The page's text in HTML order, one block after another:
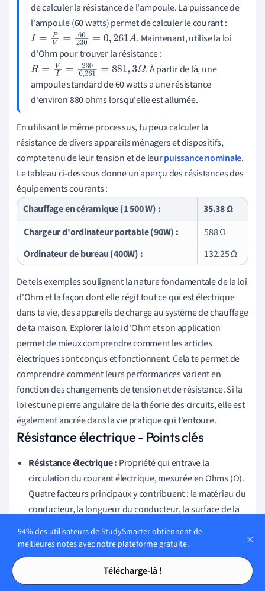
Tables des matières
Tables des matières
de calculer la résistance de l'ampoule. La puissance de
l'ampoule (60 watts) permet de calculer le courant :
I= PV =60 230 =0,261 A
. Maintenant, utilise la loi
d'Ohm pour trouver la résistance :
R= VI= 230 0,261=881,3 Ω
. À partir de là, une
ampoule standard de 60 watts a une résistance
d'environ 880 ohms lorsqu'elle est allumée.
En utilisant le même processus, tu peux calculer la
résistance de divers appareils ménagers et dispositifs,
compte tenu de leur tension et de leurpuissance nominale.
Le tableau ci-dessous donne un aperçu des résistances des
équipements courants :
Chauffage en céramique (1 500 W) :
35.38 Ω
Chargeur d'ordinateur portable (90W) :
588 Ω
Ordinateur de bureau (400W) :
132.25 Ω
De tels exemples soulignent la nature fondamentale de la loi
d'Ohm et la façon dont elle régit tout ce qui est électrique
dans ta vie, des appareils de charge au système de chauffage
de ta maison. Explorer la loi d'Ohm et son application
permet de mieux comprendre comment les articles
électriques sont conçus et fonctionnent. Cela te permet de
comprendre comment leurs performances varient en
fonction des changements de tension et de résistance. Si la
loi est une pierre angulaire de la théorie des circuits, elle est
également ancrée dans la vie pratique qui t'entoure.
Résistance électrique - Points clés
Résistance électrique : Propriété qui entrave la
circulation du courant électrique, mesurée en Ohms (Ω).
Quatre facteurs principaux y contribuent : le matériau du
conducteur, la longueur du conducteur, la surface de la
Conductance électrique :Mesure de la capacité d'un
matériau à laisser passer le courant électrique, exprimée
en Siemens (S). Elle est inversement proportionnelle à la
94% des utilisateurs de StudySmarter obtiennent de
meilleures notes avec notre plateforme gratuite.
Télécharge-là !